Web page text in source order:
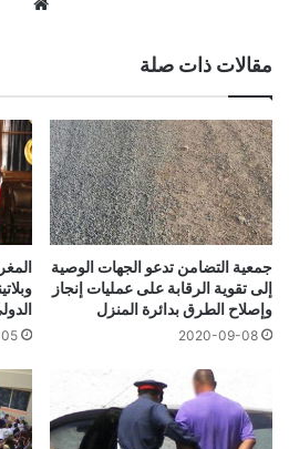
مقالات ذات صلة
جمعية التضامن تدعو الجهات الوصية
إلى تقوية الرقابة على عمليات إنجاز
وإصلاح الطرق بدائرة المنزل
2020-09-08